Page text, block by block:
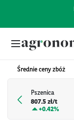
Średnie ceny zbóż
Pszenica
807.5 zł/t
+0.42%